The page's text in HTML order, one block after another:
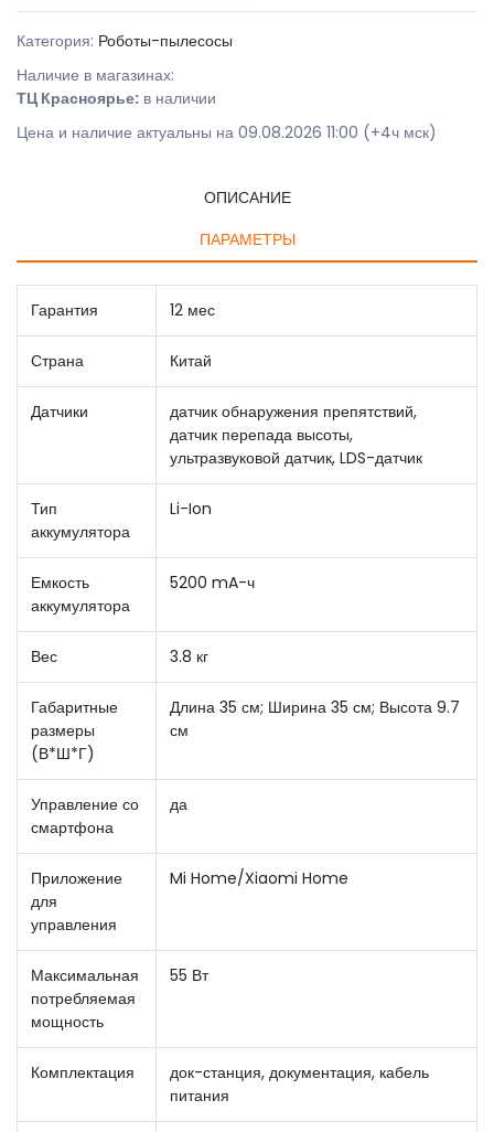
Категория: Роботы-пылесосы
Наличие в магазинах:
ТЦ Красноярье: в наличии
Цена и наличие актуальны на 09.08.2026 11:00 (+4ч мск)
ОПИСАНИЕ
ПАРАМЕТРЫ
Гарантия 12 мес
Страна Китай
Датчики
датчик обнаружения препятствий,
датчик перепада высоты,
ультразвуковой датчик, LDS-датчик
Тип
аккумулятора
Li-Ion
Емкость
аккумулятора
5200 mA-ч
Вес 3.8 кг
Габаритные
размеры
(В*Ш*Г)
Длина 35 см; Ширина 35 см; Высота 9.7
см
Управление со
смартфона
да
Приложение
для
управления
Mi Home/Xiaomi Home
Максимальная
потребляемая
мощность
55 Вт
Комплектация
док-станция, документация, кабель
питания